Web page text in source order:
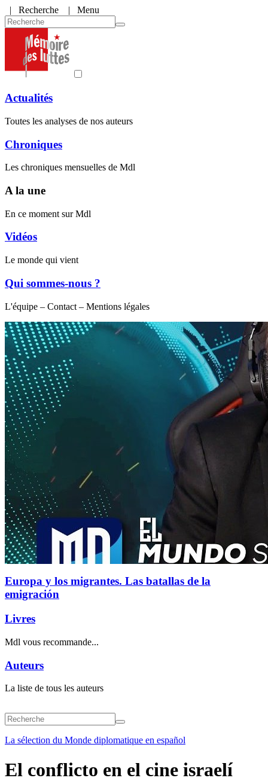
| Recherche | Menu
Actualités
Toutes les analyses de nos auteurs
Chroniques
Les chroniques mensuelles de Mdl
A la une
En ce moment sur Mdl
Vidéos
Le monde qui vient
Qui sommes-nous ?
L'équipe – Contact – Mentions légales
Europa y los migrantes. Las batallas de la
emigración
Livres
Mdl vous recommande...
Auteurs
La liste de tous les auteurs
La sélection du Monde diplomatique en español
El conflicto en el cine israelí